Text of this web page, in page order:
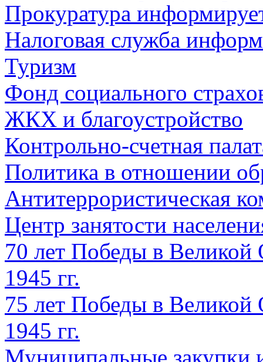
Прокуратура
Налоговая служба
Туризм
Фонд социального
ЖКХ и благоустройство
Контрольно-счетная
Политика в отношении
Антитеррористическая
Центр занятости
70 лет Победы в Великой
1945 гг.
75 лет Победы в Великой
1945 гг.
Муниципальные закупки